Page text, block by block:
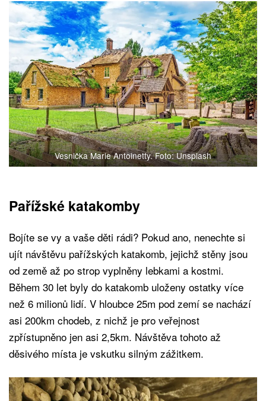
Vesnička Marie Antoinetty. Foto: Unsplash
Pařížské katakomby
Bojíte se vy a vaše děti rádi? Pokud ano, nenechte si
ujít návštěvu pařížských katakomb, jejichž stěny jsou
od země až po strop vyplněny lebkami a kostmi.
Během 30 let byly do katakomb uloženy ostatky více
než 6 milionů lidí. V hloubce 25m pod zemí se nachází
asi 200km chodeb, z nichž je pro veřejnost
zpřístupněno jen asi 2,5km. Návštěva tohoto až
děsivého místa je vskutku silným zážitkem.